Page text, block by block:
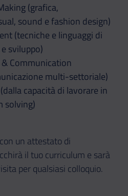
(grafica,
sound e fashion design)
(tecniche e linguaggi di
sviluppo)
Communication
multi-settoriale)
capacità di lavorare in
solving)
un attestato di
il tuo curriculum e sarà
per qualsiasi colloquio.